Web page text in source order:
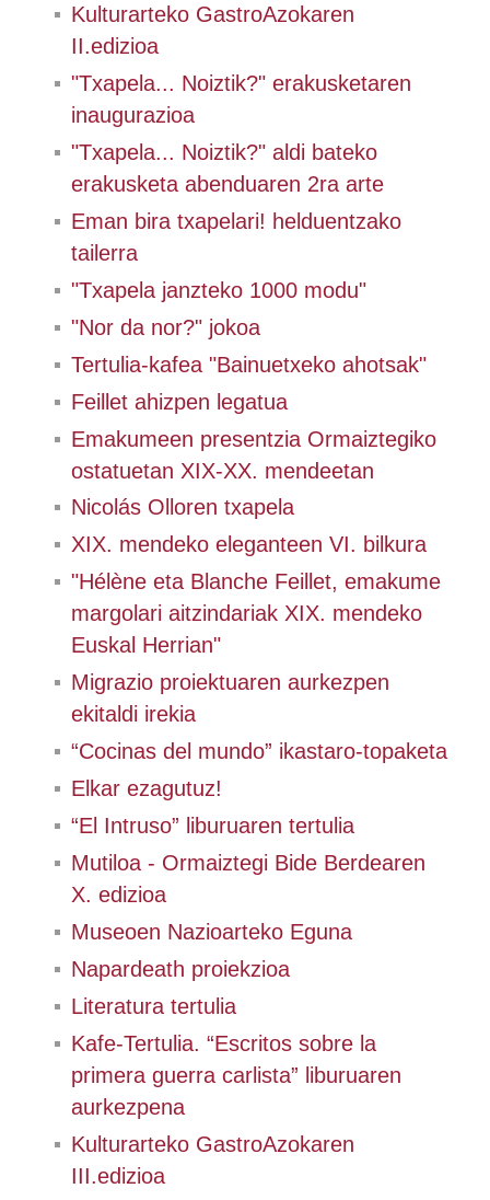
Kulturarteko GastroAzokaren
II.edizioa
"Txapela... Noiztik?" erakusketaren
inaugurazioa
"Txapela... Noiztik?" aldi bateko
erakusketa abenduaren 2ra arte
Eman bira txapelari! helduentzako
tailerra
"Txapela janzteko 1000 modu"
"Nor da nor?" jokoa
Tertulia-kafea "Bainuetxeko ahotsak"
Feillet ahizpen legatua
Emakumeen presentzia Ormaiztegiko
ostatuetan XIX-XX. mendeetan
Nicolás Olloren txapela
XIX. mendeko eleganteen VI. bilkura
"Hélène eta Blanche Feillet, emakume
margolari aitzindariak XIX. mendeko
Euskal Herrian"
Migrazio proiektuaren aurkezpen
ekitaldi irekia
“Cocinas del mundo” ikastaro-topaketa
Elkar ezagutuz!
“El Intruso” liburuaren tertulia
Mutiloa - Ormaiztegi Bide Berdearen
X. edizioa
Museoen Nazioarteko Eguna
Napardeath proiekzioa
Literatura tertulia
Kafe-Tertulia. “Escritos sobre la
primera guerra carlista” liburuaren
aurkezpena
Kulturarteko GastroAzokaren
III.edizioa